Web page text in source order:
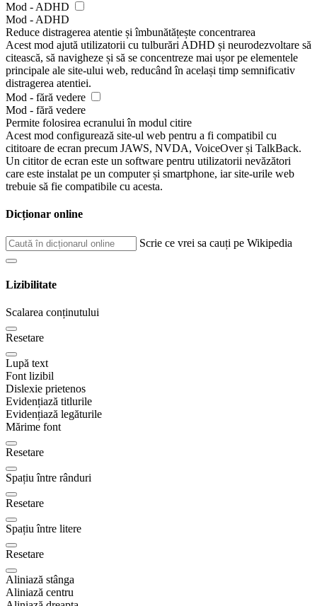
Mod - ADHD
Mod - ADHD
Reduce distragerea atentie și îmbunătățește concentrarea
Acest mod ajută utilizatorii cu tulburări ADHD și neurodezvoltare să
citească, să navigheze și să se concentreze mai ușor pe elementele
principale ale site-ului web, reducând în același timp semnificativ
distragerea atentiei.
Mod - fără vedere
Mod - fără vedere
Permite folosirea ecranului în modul citire
Acest mod configurează site-ul web pentru a fi compatibil cu
cititoare de ecran precum JAWS, NVDA, VoiceOver și TalkBack.
Un cititor de ecran este un software pentru utilizatorii nevăzători
care este instalat pe un computer și smartphone, iar site-urile web
trebuie să fie compatibile cu acesta.
Dicționar online
Scrie ce vrei sa cauți pe Wikipedia
Lizibilitate
Scalarea conținutului
Resetare
Lupă text
Font lizibil
Dislexie prietenos
Evidențiază titlurile
Evidențiază legăturile
Mărime font
Resetare
Spațiu între rânduri
Resetare
Spațiu între litere
Resetare
Aliniază stânga
Aliniază centru